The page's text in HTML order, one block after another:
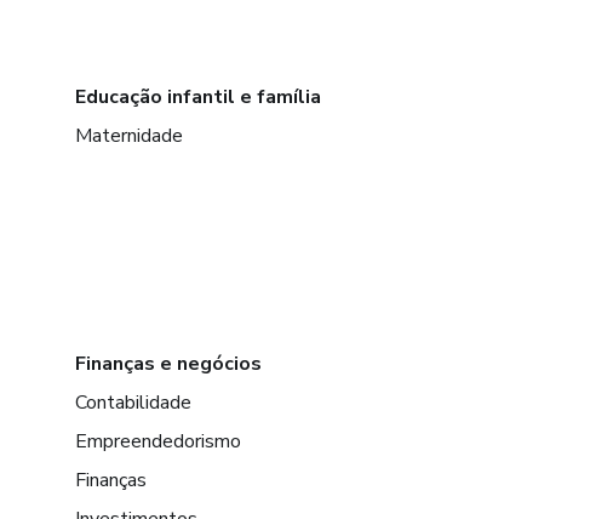
Educação infantil e família
Maternidade
Finanças e negócios
Contabilidade
Empreendedorismo
Finanças